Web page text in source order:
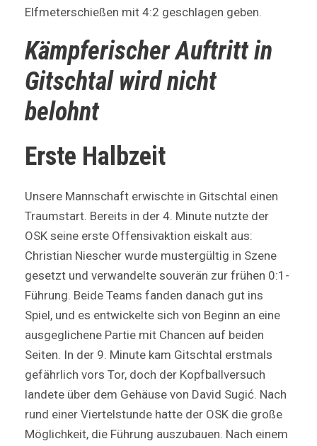
Elfmeterschießen mit 4:2 geschlagen geben.
Kämpferischer Auftritt in
Gitschtal wird nicht
belohnt
Erste Halbzeit
Unsere Mannschaft erwischte in Gitschtal einen
Traumstart. Bereits in der 4. Minute nutzte der
OSK seine erste Offensivaktion eiskalt aus:
Christian Niescher wurde mustergültig in Szene
gesetzt und verwandelte souverän zur frühen 0:1-
Führung. Beide Teams fanden danach gut ins
Spiel, und es entwickelte sich von Beginn an eine
ausgeglichene Partie mit Chancen auf beiden
Seiten. In der 9. Minute kam Gitschtal erstmals
gefährlich vors Tor, doch der Kopfballversuch
landete über dem Gehäuse von David Sugić. Nach
rund einer Viertelstunde hatte der OSK die große
Möglichkeit, die Führung auszubauen. Nach einem